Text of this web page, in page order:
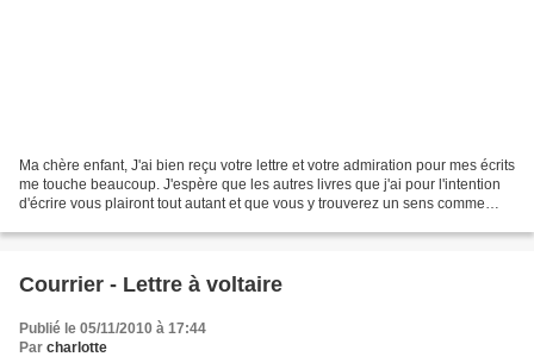
Ma chère enfant, J'ai bien reçu votre lettre et votre admiration pour mes écrits
me touche beaucoup. J'espère que les autres livres que j'ai pour l'intention
d'écrire vous plairont tout autant et que vous y trouverez un sens comme
Courrier - Lettre à voltaire
Publié le 05/11/2010 à 17:44
Par charlotte